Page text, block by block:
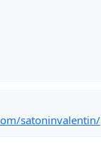
satoninvalentin/